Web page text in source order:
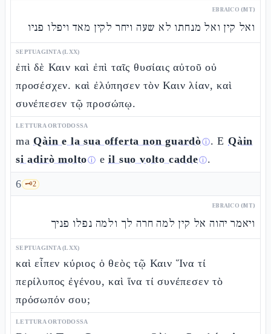
EBRAICO (MT)
ואל קין ואל מנחתו לא שעה ויחר לקין מאד ויפלו פניו
SEPTUAGINTA (LXX)
ἐπὶ δὲ Καιν καὶ ἐπὶ ταῖς θυσίαις αὐτοῦ οὐ
προσέσχεν. καὶ ἐλύπησεν τὸν Καιν λίαν, καὶ
συνέπεσεν τῷ προσώπῳ.
LETTURA ORTODOSSA
ma Qàin e la sua offerta non guardòⓘ. E Qàin
si adirò moltoⓘ eil suo volto caddeⓘ.
6 🗝️2
EBRAICO (MT)
ויאמר יהוה אל קין למה חרה לך ולמה נפלו פניך
SEPTUAGINTA (LXX)
καὶ εἶπεν κύριος ὁ θεὸς τῷ Καιν Ἵνα τί
περίλυπος ἐγένου, καὶ ἵνα τί συνέπεσεν τὸ
πρόσωπόν σου;
LETTURA ORTODOSSA